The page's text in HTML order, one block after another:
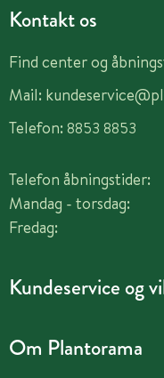
Kontakt os
Find center og
Mail:
Telefon: 8853 8853
Telefon åbningstider:
Mandag - torsdag:
Fredag:
Kundeservice og
Om Plantorama